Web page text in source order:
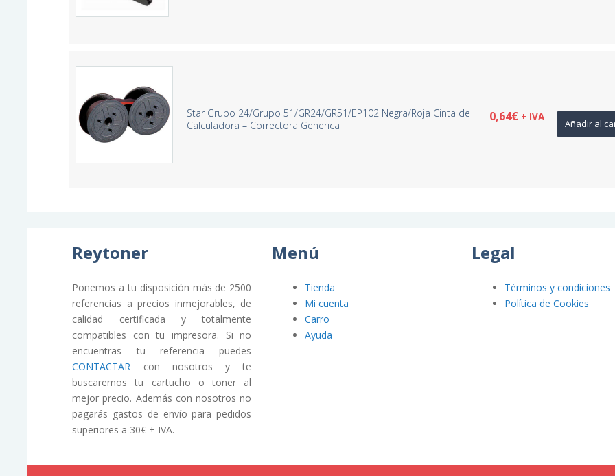
Star Grupo 24/Grupo 51/GR24/GR51/EP102 Negra/Roja Cinta de
Calculadora – Correctora Generica
0,64€ + IVA
Añadir al
Reytoner
Ponemos a tu disposición más de 2500
referencias a precios inmejorables, de
calidad certificada y totalmente
compatibles con tu impresora. Si no
encuentras tu referencia puedes
CONTACTAR con nosotros y te
buscaremos tu cartucho o toner al
mejor precio. Además con nosotros no
pagarás gastos de envío para pedidos
superiores a 30€ + IVA.
Menú
Tienda
Mi cuenta
Carro
Ayuda
Legal
Términos y condiciones
Política de Cookies